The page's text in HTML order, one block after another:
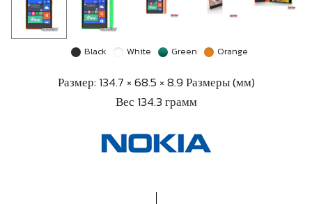
Black White Green Orange
Размер: 134.7 × 68.5 × 8.9 Размеры (мм)
Вес 134.3 грамм